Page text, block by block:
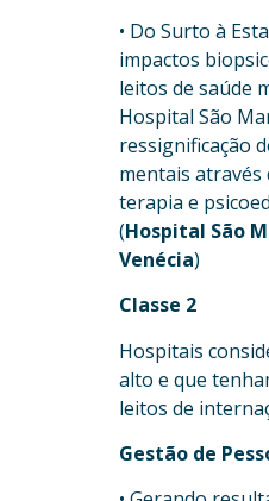
• Do Surto à
impactos
leitos de saúde
Hospital São
ressignificação
mentais através
terapia e
(Hospital São
Venécia)
Classe 2
Hospitais
alto e que
leitos de
Gestão de